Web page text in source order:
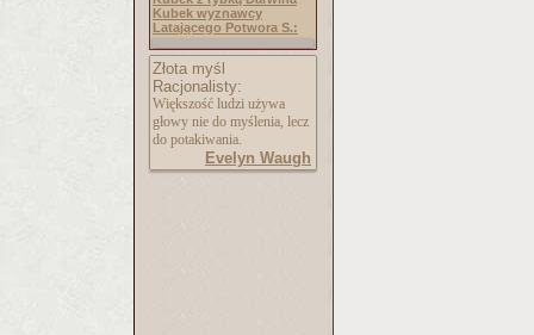
Kubek wyznawcy
Latającego Potwora S.:
Złota myśl
Racjonalisty:
Większość ludzi używa
głowy nie do myślenia, lecz
do potakiwania.
Evelyn Waugh